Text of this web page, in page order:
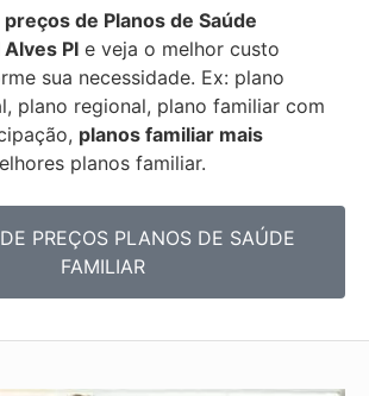
de Planos de Saúde
PI e veja o melhor custo
sua necessidade. Ex: plano
plano regional, plano familiar com
planos familiar mais
planos familiar.
PREÇOS PLANOS DE SAÚDE
FAMILIAR